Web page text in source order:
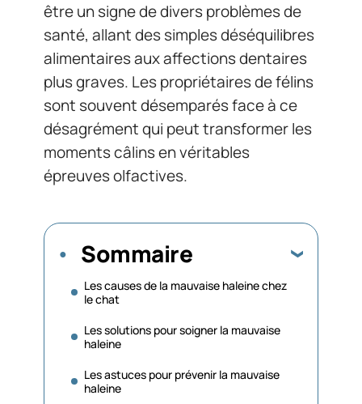
être un signe de divers problèmes de
santé, allant des simples déséquilibres
alimentaires aux affections dentaires
plus graves. Les propriétaires de félins
sont souvent désemparés face à ce
désagrément qui peut transformer les
moments câlins en véritables
épreuves olfactives.
Sommaire
Les causes de la mauvaise haleine chez
le chat
Les solutions pour soigner la mauvaise
haleine
Les astuces pour prévenir la mauvaise
haleine